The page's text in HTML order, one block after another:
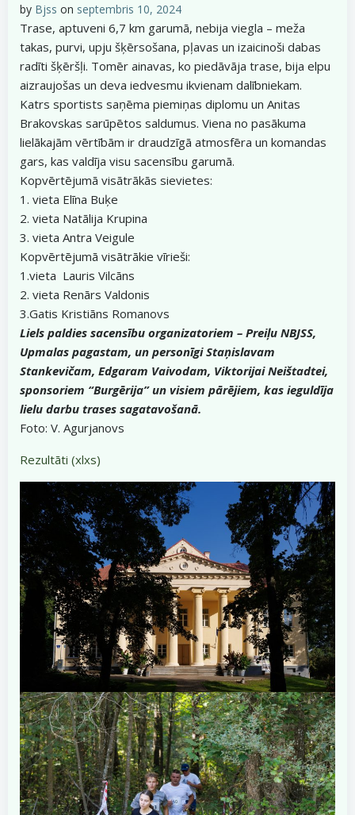
by Bjss on septembris 10, 2024
Trase, aptuveni 6,7 km garumā, nebija viegla – meža
takas, purvi, upju šķērsošana, pļavas un izaicinoši dabas
radīti šķēršļi. Tomēr ainavas, ko piedāvāja trase, bija elpu
aizraujošas un deva iedvesmu ikvienam dalībniekam.
Katrs sportists saņēma piemiņas diplomu un Anitas
Brakovskas sarūpētos saldumus. Viena no pasākuma
lielākajām vērtībām ir draudzīgā atmosfēra un komandas
gars, kas valdīja visu sacensību garumā.
Kopvērtējumā visātrākās sievietes:
1. vieta Elīna Buķe
2. vieta Natālija Krupina
3. vieta Antra Veigule
Kopvērtējumā visātrākie vīrieši:
1.vieta Lauris Vilcāns
2. vieta Renārs Valdonis
3.Gatis Kristiāns Romanovs
Liels paldies sacensību organizatoriem – Preiļu NBJSS,
Upmalas pagastam, un personīgi Staņislavam
Stankevičam, Edgaram Vaivodam, Viktorijai Neištadtei,
sponsoriem “Burgērija” un visiem pārējiem, kas ieguldīja
lielu darbu trases sagatavošanā.
Foto: V. Agurjanovs
Rezultāti (xlxs)